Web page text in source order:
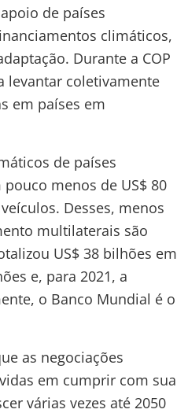
de países
climáticos,
Durante a COP
levantar coletivamente
em países em
de países
menos de US$ 80
Desses, menos
multilaterais são
US$ 38 bilhões em
e, para 2021, a
o Banco Mundial é o
as negociações
em cumprir com sua
várias vezes até 2050